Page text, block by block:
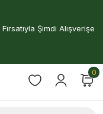
Şimdi Alışverişe
0